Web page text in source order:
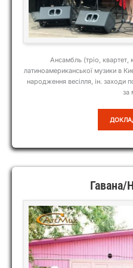
Ансамбль (тріо, квартет,
латиноамериканської музики в
народження весілля, ін. заходи
за
ALMA
Гавана/